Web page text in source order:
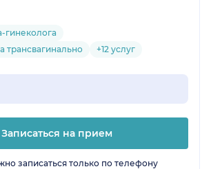
трансвагинально
+12 услуг
Записаться на прием
записаться только по телефону